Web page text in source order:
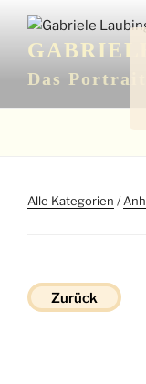
Inhalt
springen
Das Portrait
Alle Kategorien /
Zurück